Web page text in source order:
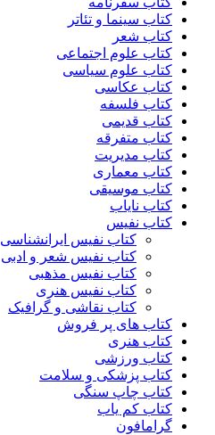
کتاب سینما و تئاتر
کتاب شعر
کتاب علوم اجتماعی
کتاب علوم سیاسی
کتاب عکاسی
کتاب فلسفه
کتاب قدیمی
کتاب متفرقه
کتاب مدیریت
کتاب معماری
کتاب موسیقی
کتاب نایاب
کتاب نفیس
کتاب نفیس ایرانشناسی
کتاب نفیس شعر و ادبی
کتاب نفیس مذهبی
کتاب نفیس هنری
کتاب نقاشی و گرافیک
کتاب های پر فروش
کتاب هنری
کتاب ورزشی
کتاب پزشکی و سلامت
کتاب چاپ سنگی
کتاب کم یاب
گرامافون